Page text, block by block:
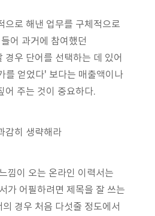
으로 해낸 업무를 구체적으로
어 과거에 참여했던
경우 단어를 선택하는 데 있어
를 얻었다' 보다는 매출액이나
어 주는 것이 중요하다.
감히 생략해라
낌이 오는 온라인 이력서는
가 어필하려면 제목을 잘 쓰는
경우 처음 다섯줄 정도에서